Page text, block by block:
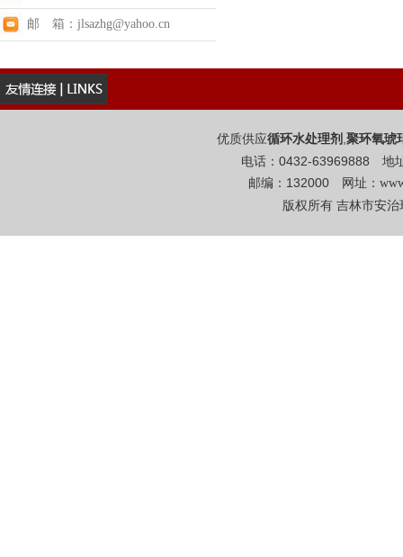
邮 箱：jlsazhg@yahoo.cn
优质供应循环水处理剂 ,聚环氧琥
电话：0432-63969888 地
邮编：132000 网址：
版权所有 吉林市安